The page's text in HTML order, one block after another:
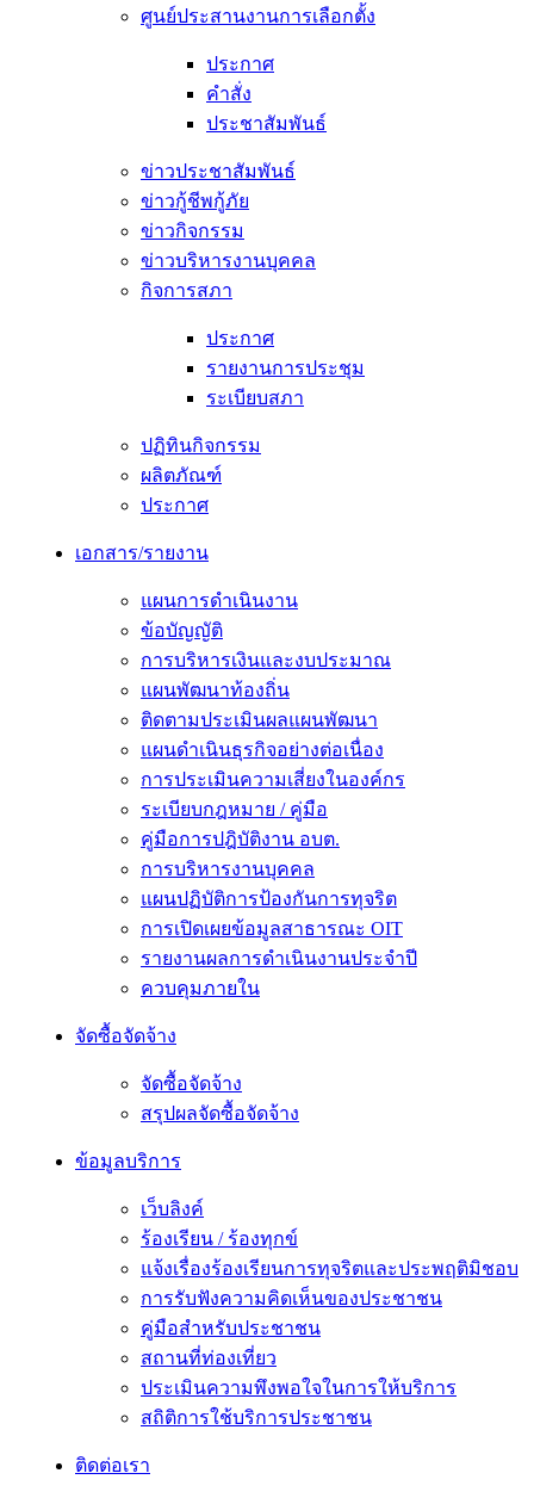
ศูนย์ประสานงานการเลือกตั้ง
ประกาศ
คำสั่ง
ประชาสัมพันธ์
ข่าวประชาสัมพันธ์
ข่าวกู้ชีพกู้ภัย
ข่าวกิจกรรม
ข่าวบริหารงานบุคคล
กิจการสภา
ประกาศ
รายงานการประชุม
ระเบียบสภา
ปฏิทินกิจกรรม
ผลิตภัณฑ์
ประกาศ
เอกสาร/รายงาน
แผนการดำเนินงาน
ข้อบัญญัติ
การบริหารเงินและงบประมาณ
แผนพัฒนาท้องถิ่น
ติดตามประเมินผลแผนพัฒนา
แผนดำเนินธุรกิจอย่างต่อเนื่อง
การประเมินความเสี่ยงในองค์กร
ระเบียบกฎหมาย / คู่มือ
คู่มือการปฎิบัติงาน อบต.
การบริหารงานบุคคล
แผนปฏิบัติการป้องกันการทุจริต
การเปิดเผยข้อมูลสาธารณะ OIT
รายงานผลการดำเนินงานประจำปี
ควบคุมภายใน
จัดซื้อจัดจ้าง
จัดซื้อจัดจ้าง
สรุปผลจัดซื้อจัดจ้าง
ข้อมูลบริการ
เว็บลิงค์
ร้องเรียน / ร้องทุกข์
แจ้งเรื่องร้องเรียนการทุจริตและประพฤติมิชอบ
การรับฟังความคิดเห็นของประชาชน
คู่มือสำหรับประชาชน
สถานที่ท่องเที่ยว
ประเมินความพึงพอใจในการให้บริการ
สถิติการใช้บริการประชาชน
ติดต่อเรา